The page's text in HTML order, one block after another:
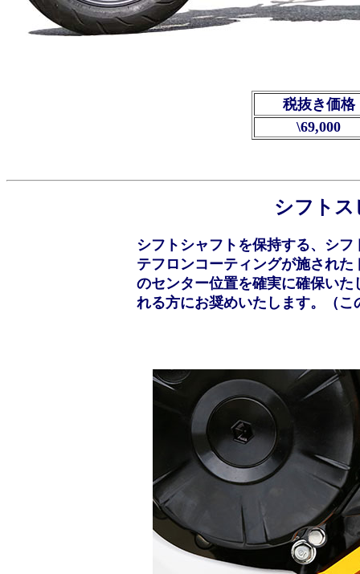
税抜き価格
\69,000
シフト
シフトシャフトを保持する、シ
テフロンコーティングが施され
のセンター位置を確実に確保い
れる方にお奨めいたします。（